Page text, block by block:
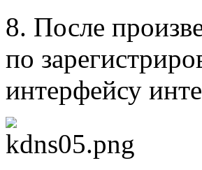
8. После
по
интерфейсу